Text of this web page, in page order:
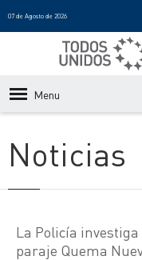
07 de Agosto de 2026
Menu
Noticias
La Policía
paraje Quema